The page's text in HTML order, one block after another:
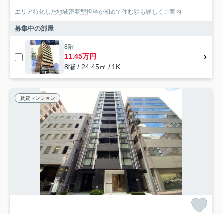
エリア特化した地域密着型担当が初めて住む駅も詳しくご案内
募集中の部屋
8階
11.45万円
8階 / 24.45㎡ / 1K
賃貸マンション